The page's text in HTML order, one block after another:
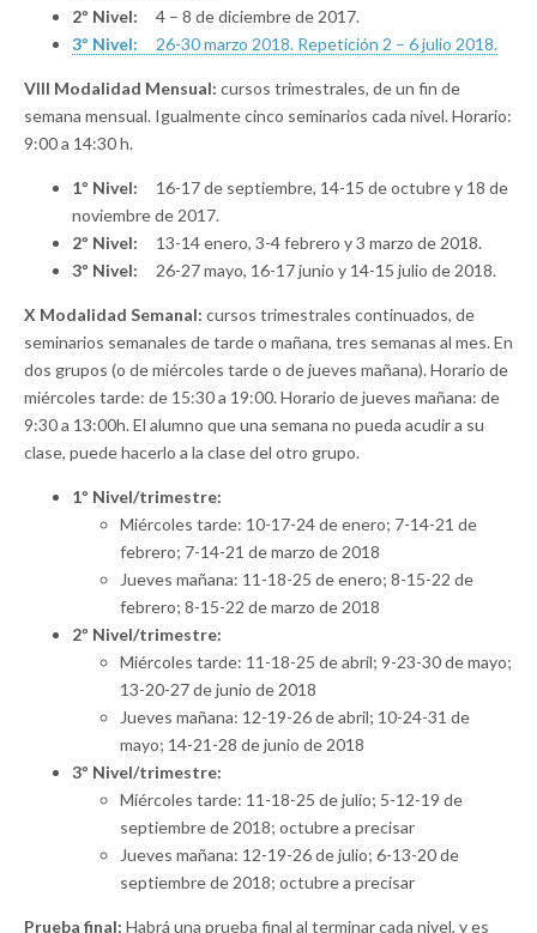
2º Nivel: 4 – 8 de diciembre de 2017.
3º Nivel:
26-30 marzo 2018. Repetición 2 – 6 julio 2018.
VIII Modalidad Mensual: cursos trimestrales, de un fin de
semana mensual. Igualmente cinco seminarios cada nivel. Horario:
9:00 a 14:30 h.
1º Nivel:
16-17 de septiembre, 14-15 de octubre y 18 de
noviembre de 2017.
2º Nivel: 13-14 enero, 3-4 febrero y 3 marzo de 2018.
3º Nivel: 26-27 mayo, 16-17 junio y 14-15 julio de 2018.
X Modalidad Semanal: cursos trimestrales continuados, de
seminarios semanales de tarde o mañana, tres semanas al mes. En
dos grupos (o de miércoles tarde o de jueves mañana). Horario de
miércoles tarde: de 15:30 a 19:00. Horario de jueves mañana: de
9:30 a 13:00h. El alumno que una semana no pueda acudir a su
clase, puede hacerlo a la clase del otro grupo.
1º Nivel/trimestre:
Miércoles tarde: 10-17-24 de enero; 7-14-21 de
febrero; 7-14-21 de marzo de 2018
Jueves mañana: 11-18-25 de enero; 8-15-22 de
febrero; 8-15-22 de marzo de 2018
2º Nivel/trimestre:
Miércoles tarde: 11-18-25 de abril; 9-23-30 de mayo;
13-20-27 de junio de 2018
Jueves mañana: 12-19-26 de abril; 10-24-31 de
mayo; 14-21-28 de junio de 2018
3º Nivel/trimestre:
Miércoles tarde: 11-18-25 de julio; 5-12-19 de
septiembre de 2018; octubre a precisar
Jueves mañana: 12-19-26 de julio; 6-13-20 de
septiembre de 2018; octubre a precisar
Prueba final: Habrá una prueba final al terminar cada nivel, y es